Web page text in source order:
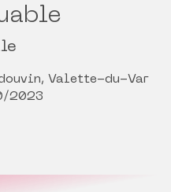
Valette-du-Var
2023